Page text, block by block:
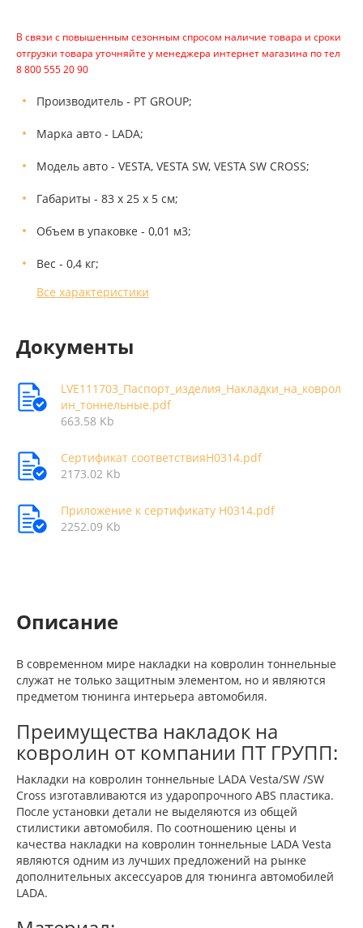
В связи с повышенным сезонным спросом наличие товара и сроки
отгрузки товара уточняйте у менеджера интернет магазина по тел
8 800 555 20 90
Производитель - PT GROUP;
Марка авто - LADA;
Модель авто - VESTA, VESTA SW, VESTA SW CROSS;
Габариты - 83 х 25 х 5 см;
Объем в упаковке - 0,01 м3;
Вес - 0,4 кг;
Все характеристики
Документы
LVE111703_Паспорт_изделия_Накладки_на_коврол
ин_тоннельные.pdf
663.58 Kb
Сертификат соответствияН0314.pdf
2173.02 Kb
Приложение к сертификату Н0314.pdf
2252.09 Kb
Описание
В современном мире накладки на ковролин тоннельные
служат не только защитным элементом, но и являются
предметом тюнинга интерьера автомобиля.
Преимущества накладок на
ковролин от компании ПТ ГРУПП:
Накладки на ковролин тоннельные LADA Vesta/SW /SW
Cross изготавливаются из ударопрочного ABS пластика.
После установки детали не выделяются из общей
стилистики автомобиля. По соотношению цены и
качества накладки на ковролин тоннельные LADA Vesta
являются одним из лучших предложений на рынке
дополнительных аксессуаров для тюнинга автомобилей
LADA.